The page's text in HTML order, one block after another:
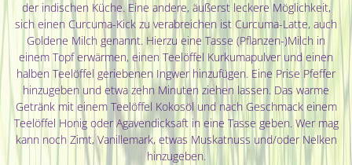
der indischen Küche. Eine andere, äußerst leckere Möglichkeit,
sich einen Curcuma-Kick zu verabreichen ist Curcuma-Latte, auch
Goldene Milch genannt. Hierzu eine Tasse (Pflanzen-)Milch in
einem Topf erwärmen, einen Teelöffel Kurkumapulver und einen
halben Teelöffel geriebenen Ingwer hinzufügen. Eine Prise Pfeffer
hinzugeben und etwa zehn Minuten ziehen lassen. Das warme
Getränk mit einem Teelöffel Kokosöl und nach Geschmack einem
Teelöffel Honig oder Agavendicksaft in eine Tasse geben. Wer mag
kann noch Zimt, Vanillemark, etwas Muskatnuss und/oder Nelken
hinzugeben.